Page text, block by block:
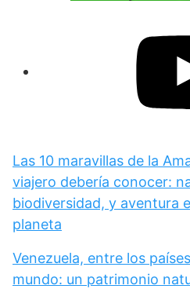
Las 10 maravillas de la
viajero debería conocer:
biodiversidad, y aventura
planeta
Venezuela, entre los
mundo: un patrimonio